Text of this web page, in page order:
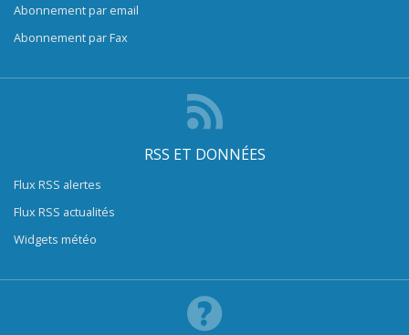
Abonnement par email
Abonnement par Fax
RSS ET DONNÉES
Flux RSS alertes
Flux RSS actualités
Widgets météo